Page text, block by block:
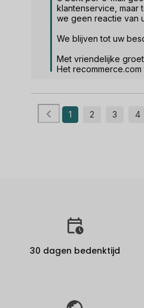
klantenservice, maar
we geen reactie van
We blijven tot uw
Met vriendelijke
Het recommerce.com
1 2 3 4
30 dagen bedenktijd